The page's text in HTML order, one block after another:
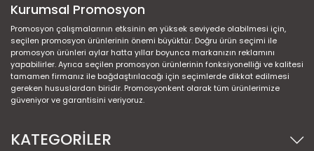
Kurumsal Promosyon
Promosyon çalışmalarının etksinin en yüksek seviyede olabilmesi için,
seçilen promosyon ürünlerinin önemi büyüktür. Doğru ürün seçimi ile
promosyon ürünleri aylar hatta yıllar boyunca markanızın reklamını
yapabilirler. Ayrıca seçilen promosyon ürünlerinin fonksiyonelliği ve kalitesi
tamamen firmanız ile bağdaştırılacağı için seçimlerde dikkat edilmesi
gereken hususlardan biridir. Promosyonkent olarak tüm ürünlerimize
güveniyor ve garantisini veriyoruz.
KATEGORİLER